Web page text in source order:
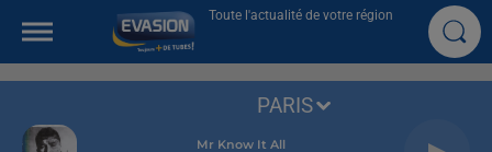
Toute l'actualité de votre région
Mr Know It All
PARIS